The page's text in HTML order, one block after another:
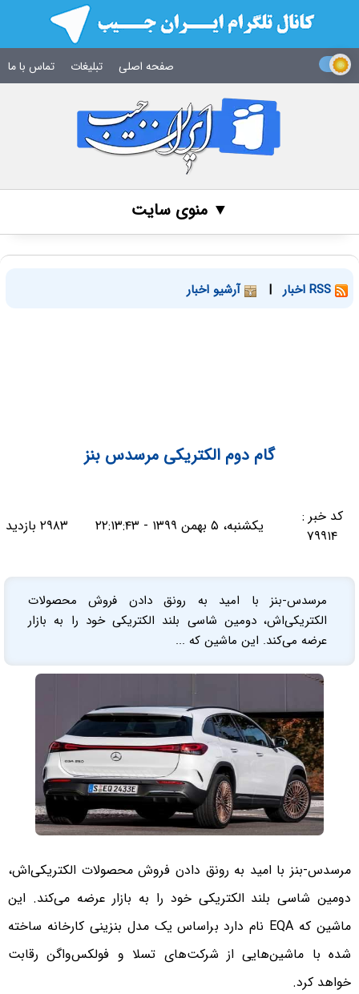
صفحه اصلی تبلیغات تماس با ما
▼ منوی سایت
| آرشیو اخبار
گام دوم الکتریکی مرسدس بنز
کد خبر :
۷۹۹۱۴
یکشنبه، ۵ بهمن ۱۳۹۹ - ۲۲:۱۳:۴۳ ۲۹۸۳ بازدید
مرسدس-بنز با امید به رونق دادن فروش محصولات
الکتریکی‌اش، دومین شاسی بلند الکتریکی خود را به بازار
عرضه می‌کند. این ماشین که ...
مرسدس-بنز با امید به رونق دادن فروش محصولات الکتریکی‌اش،
دومین شاسی بلند الکتریکی خود را به بازار عرضه می‌کند. این
ماشین که EQA نام دارد براساس یک مدل بنزینی کارخانه ساخته
شده با ماشین‌هایی از شرکت‌های تسلا و فولکس‌واگن رقابت
خواهد کرد.